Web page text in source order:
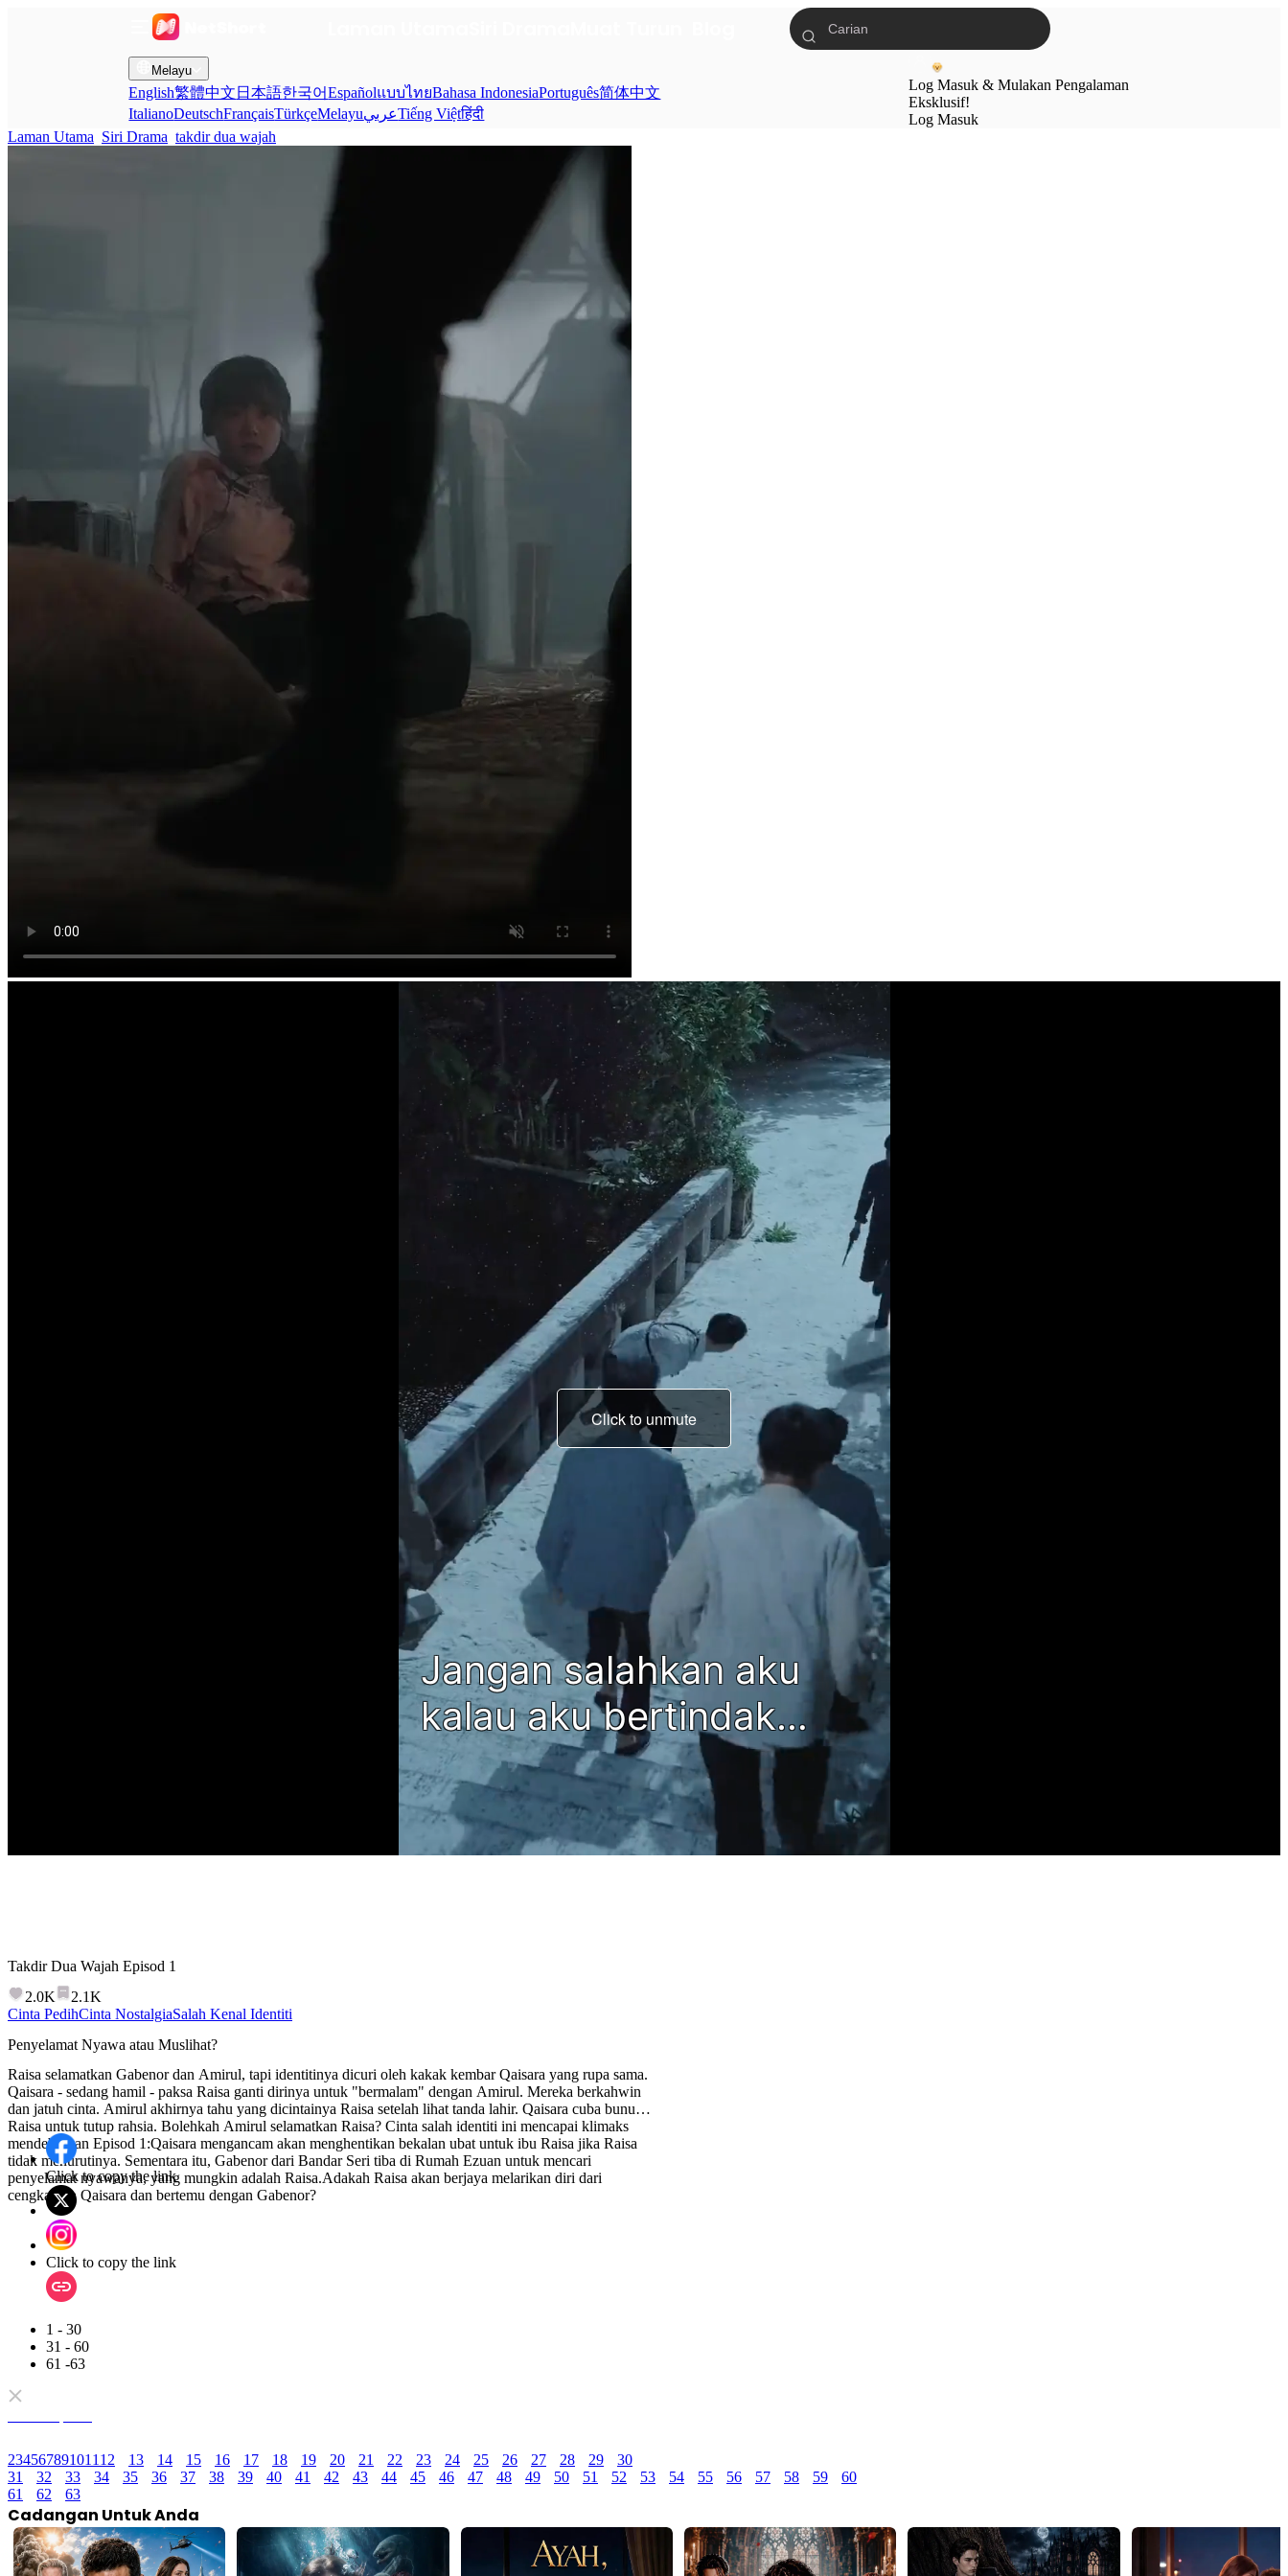
Melayu
English繁體中文 日本語한국어EspañolแบบไทยBahasa IndonesiaPortuguês简体中文
ItalianoDeutschFrançaisTürkçeMelayuعربيTiếng Việtहिंदी
Log Masuk & Mulakan Pengalaman
Eksklusif!
Log Masuk
Laman Utama Siri Drama takdir dua wajah
Click to unmute
Takdir Dua Wajah Episod 1
2.0K
2.1K
Cinta PedihCinta NostalgiaSalah Kenal Identiti
Penyelamat Nyawa atau Muslihat?
Raisa selamatkan Gabenor dan Amirul, tapi identitinya dicuri oleh kakak kembar Qaisara yang rupa sama.
Qaisara - sedang hamil - paksa Raisa ganti dirinya untuk "bermalam" dengan Amirul. Mereka berkahwin
dan jatuh cinta. Amirul akhirnya tahu yang dicintainya Raisa setelah lihat tanda lahir. Qaisara cuba bunuh
Raisa untuk tutup rahsia. Bolehkah Amirul selamatkan Raisa? Cinta salah identiti ini mencapai klimaks
mendebarkan Episod 1:Qaisara mengancam akan menghentikan bekalan ubat untuk ibu Raisa jika Raisa
tidak menurutinya. Sementara itu, Gabenor dari Bandar Seri tiba di Rumah Ezuan untuk mencari
penyelamat nyawanya, yang mungkin adalah Raisa.Adakah Raisa akan berjaya melarikan diri dari
cengkaman Qaisara dan bertemu dengan Gabenor?
Click to copy the link
Click to copy the link
1 - 30
31 - 60
61 -63
234567891011 12 13 14 15 16 17 18 19 20 21 22 23 24 25 26 27 28 29
30
31
32 33 34 35 36 37 38 39 40 41 42 43 44 45 46 47 48 49 50 51 52 53 54 55 56 57 58 59
60
61
62 63
Cadangan Untuk Anda